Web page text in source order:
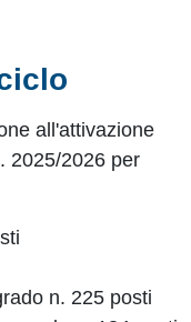
all'attivazione
2025/2026 per
n. 225 posti